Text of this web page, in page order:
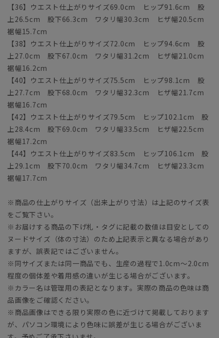
【36】ウエスト仕上がりサイズ69.0cm ヒップ91.6cm 股
上26.5cm 股下66.3cm ワタリ幅30.3cm ヒザ幅20.5cm
裾幅15.7cm
【38】ウエスト仕上がりサイズ72.0cm ヒップ94.6cm 股
上27.0cm 股下67.0cm ワタリ幅31.2cm ヒザ幅21.0cm
裾幅16.2cm
【40】ウエスト仕上がりサイズ75.5cm ヒップ98.1cm 股
上27.7cm 股下68.0cm ワタリ幅32.3cm ヒザ幅21.7cm
裾幅16.7cm
【42】ウエスト仕上がりサイズ79.5cm ヒップ102.1cm 股
上28.4cm 股下69.0cm ワタリ幅33.5cm ヒザ幅22.5cm
裾幅17.2cm
【44】ウエスト仕上がりサイズ83.5cm ヒップ106.1cm 股
上29.1cm 股下70.0cm ワタリ幅34.7cm ヒザ幅23.3cm
裾幅17.7cm
※商品の仕上がりサイズ（出来上がり寸法）は上記のサイズ表
をご覧下さい。
※お届けする商品の下げ札・タグに記載の数値は目安としての
ヌードサイズ（体の寸法）のため上記表示と異なる場合があり
ますが、誤表記ではございません。
※同サイズまたは同一商品でも、生産の過程で1.0cm～2.0cm
程度の個体差や着用感の違いが生じる場合がございます。
※カラー名は管理用の表記となります。実際の商品の色味は商
品画像をご確認ください。
※商品画像はできる限り実際の色に近づけて掲載しております
が、パソコン環境により色味に誤差が生じる場合がございま